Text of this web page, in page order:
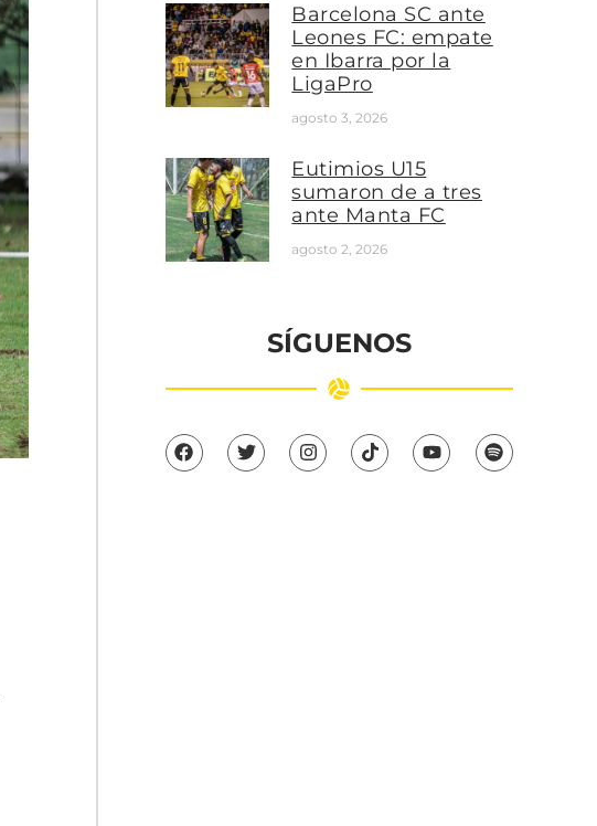
Barcelona SC ante
Leones FC: empate
en Ibarra por la
LigaPro
agosto 3, 2026
Eutimios U15
sumaron de a tres
ante Manta FC
agosto 2, 2026
SÍGUENOS